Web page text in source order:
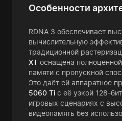
Особенности
RDNA 3 обеспечивает
вычислительную
традиционной
XT оснащена
памяти с пропускной
Это даёт ей аппаратное
5060 Ti с её узкой 128-
игровых сценариях с
видеопамять без